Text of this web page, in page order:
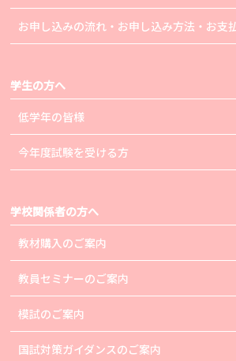
お申し込みの流れ・お申し込み方法・お支
学生の方へ
低学年の皆様
今年度試験を受ける方
学校関係者の方へ
教材購入のご案内
教員セミナーのご案内
模試のご案内
国試対策ガイダンスのご案内